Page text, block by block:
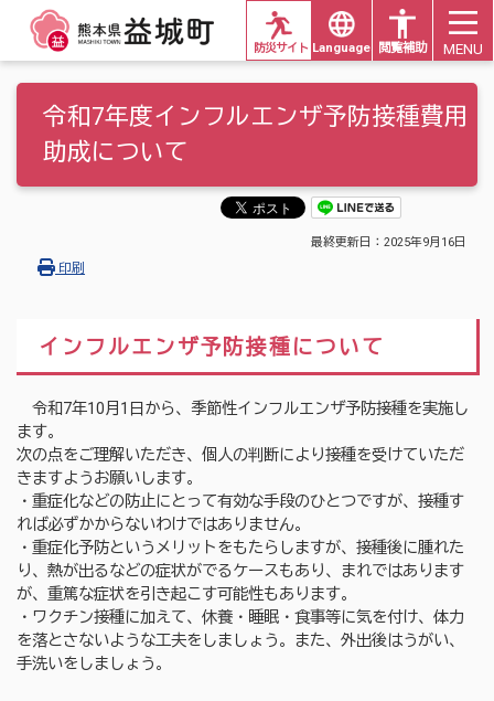
Languages 閲覧補助
防災サイト MENU
令和7年度インフルエンザ予防接種費用
助成について
最終更新日： 2025年9月16日
印刷
インフルエンザ予防接種について
令和7年10月1日から、季節性インフルエンザ予防接種を実施し
ます。
次の点をご理解いただき、個人の判断により接種を受けていただ
きますようお願いします。
・重症化などの防止にとって有効な手段のひとつですが、接種す
れば必ずかからないわけではありません。
・重症化予防というメリットをもたらしますが、接種後に腫れた
り、熱が出るなどの症状がでるケースもあり、まれではあります
が、重篤な症状を引き起こす可能性もあります。
・ワクチン接種に加えて、休養・睡眠・食事等に気を付け、体力
を落とさないような工夫をしましょう。また、外出後はうがい、
手洗いをしましょう。